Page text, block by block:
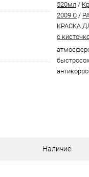
520мл /
2009 C /
КРАСКА
с
Наличие